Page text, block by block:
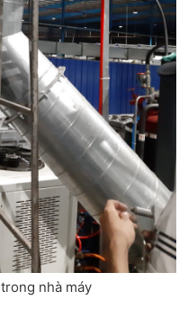
trong nhà máy